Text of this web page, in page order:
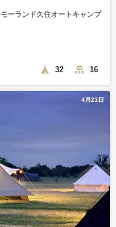
ーランド久住オートキャンプ
32 16
4月21日